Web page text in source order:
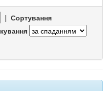
| Сортування